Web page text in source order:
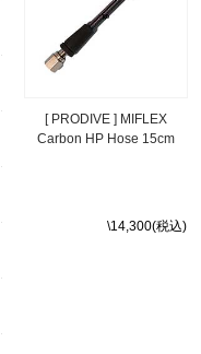
[ PRODIVE ] MIFLEX
Carbon HP Hose 15cm
\14,300(税込)